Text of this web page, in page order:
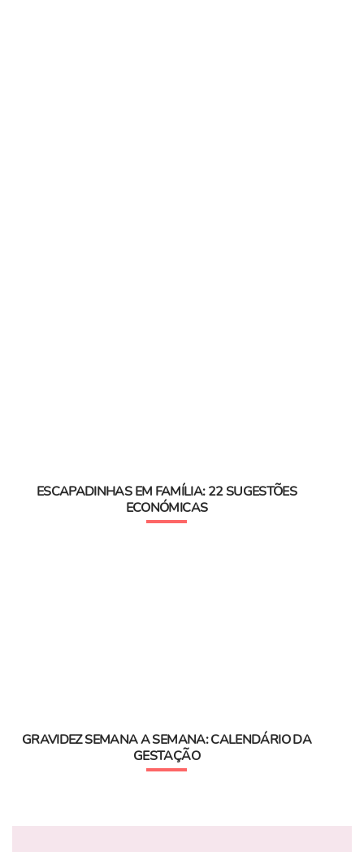
ESCAPADINHAS EM FAMÍLIA: 22 SUGESTÕES
ECONÓMICAS
GRAVIDEZ SEMANA A SEMANA: CALENDÁRIO DA
GESTAÇÃO